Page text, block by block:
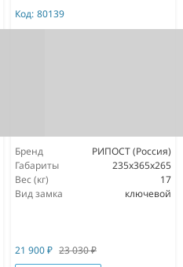
Код: 80139
Бренд
РИПОСТ (Россия)
Габариты
235x365x265
Вес (кг)
17
Вид замка
ключевой
21 900₽ 23 030₽